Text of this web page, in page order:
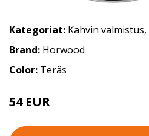
Kategoriat: Kahvin valmistus,
Brand: Horwood
Color: Teräs
54 EUR